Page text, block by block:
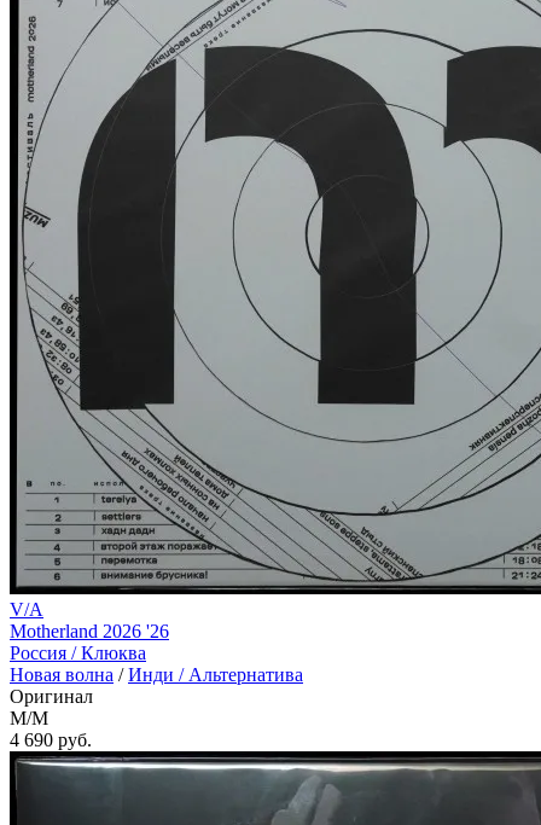
V/A
Motherland 2026 '26
Россия /Клюква
Новая волна /Инди / Альтернатива
Оригинал
M/M
4 690 руб.